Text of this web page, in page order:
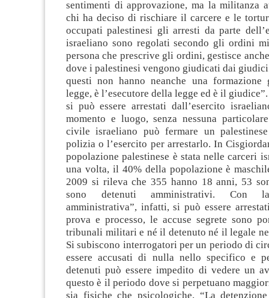
sentimenti di approvazione, ma la militanza
chi ha deciso di rischiare il carcere e le
occupati palestinesi gli arresti da parte
israeliano sono regolati secondo gli ordini
persona che prescrive gli ordini, gestisce
dove i palestinesi vengono giudicati dai
questi non hanno neanche una
legge, è l’esecutore della legge ed è il
si può essere arrestati dall’esercito
momento e luogo, senza nessuna
civile israeliano può fermare un
polizia o l’esercito per arrestarlo. In
popolazione palestinese è stata nelle carceri
una volta, il 40% della popolazione è
2009 si rileva che 355 hanno 18 anni, 53
sono detenuti amministrativi. Con la
amministrativa”, infatti, si può essere
prova e processo, le accuse segrete sono
tribunali militari e né il detenuto né il legale ne
Si subiscono interrogatori per un periodo di
essere accusati di nulla nello specifico e
detenuti può essere impedito di vedere un
questo è il periodo dove si perpetuano
sia fisiche che psicologiche. “La